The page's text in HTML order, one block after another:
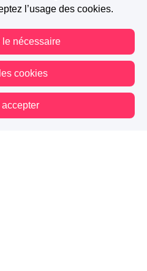
l’usage des cookies.
le nécessaire
cookies
accepter